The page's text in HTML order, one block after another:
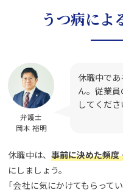
うつ病によ
弁護士
岡本 裕明
休職中で
ん。従業
してくださ
休職中は、 事前に決めた頻度
にしましょう。
「会社に気にかけてもらって